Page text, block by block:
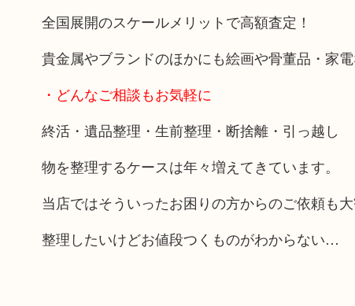
全国展開のスケールメリットで高額査定！
貴金属やブランドのほかにも絵画や骨董品・家
・どんなご相談もお気軽に
終活・遺品整理・生前整理・断捨離・引っ越し
物を整理するケースは年々増えてきています。
当店ではそういったお困りの方からのご依頼も大
整理したいけどお値段つくものがわからない…